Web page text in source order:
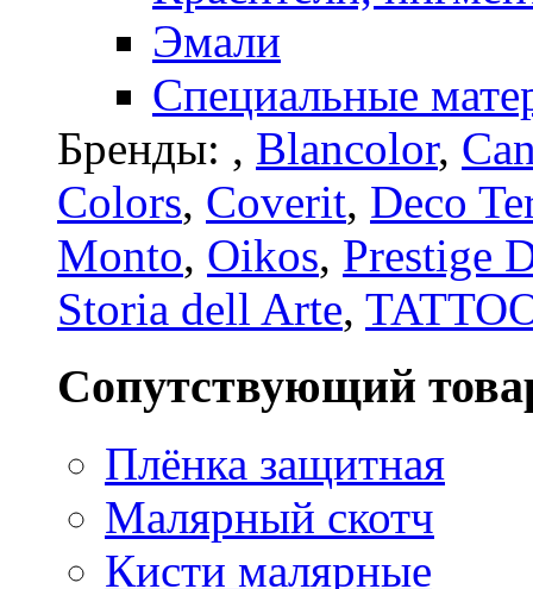
Эмали
Специальные
Бренды: , Blancolor,
Colors, Coverit, Deco
Monto, Oikos, Prestige
Storia dell Arte,
Сопутствующий
Плёнка защитная
Малярный скотч
Кисти малярные